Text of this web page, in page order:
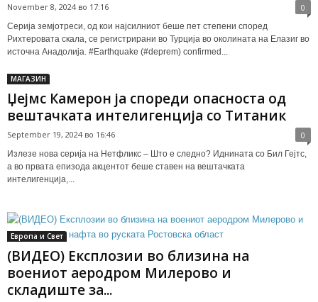
November 8, 2024 во 17:16 0
Серија земјотреси, од кои најсилниот беше пет степени според
Рихтеровата скала, се регистрирани во Турција во околината на Елазиг во
источна Анадолија. #Earthquake (#deprem) confirmed...
МАГАЗИН
Џејмс Камерон ја спореди опасноста од
вештачката интелигенција со Титаник
September 19, 2024 во 16:46 0
Излезе нова серија на Нетфликс – Што е следно? Иднината со Бил Гејтс,
а во првата епизода акцентот беше ставен на вештачката
интелигенција,...
Европа и Свет
(ВИДЕО) Експлозии во близина на
воениот аеродром Милерово и
складиште за...